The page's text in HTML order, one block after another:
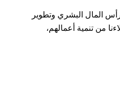
المال البشري وتطوير
من تنمية أعمالهم،